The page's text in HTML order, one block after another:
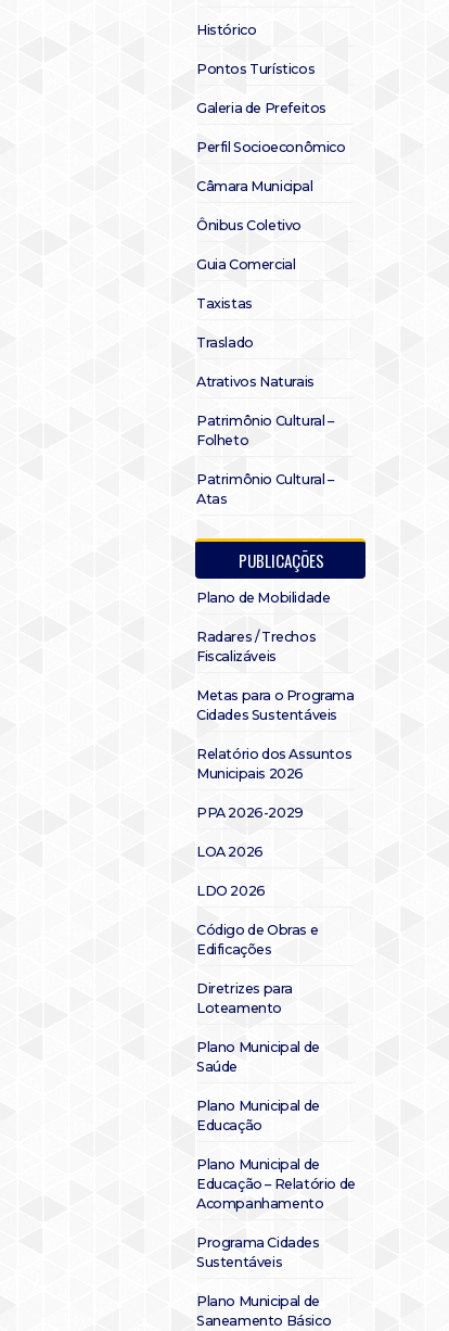
Histórico
Pontos Turísticos
Galeria de Prefeitos
Perfil Socioeconômico
Câmara Municipal
Ônibus Coletivo
Guia Comercial
Taxistas
Traslado
Atrativos Naturais
Patrimônio Cultural –
Folheto
Patrimônio Cultural –
Atas
PUBLICAÇÕES
Plano de Mobilidade
Radares / Trechos
Fiscalizáveis
Metas para o Programa
Cidades Sustentáveis
Relatório dos Assuntos
Municipais 2026
PPA 2026-2029
LOA 2026
LDO 2026
Código de Obras e
Edificações
Diretrizes para
Loteamento
Plano Municipal de
Saúde
Plano Municipal de
Educação
Plano Municipal de
Educação – Relatório de
Acompanhamento
Programa Cidades
Sustentáveis
Plano Municipal de
Saneamento Básico